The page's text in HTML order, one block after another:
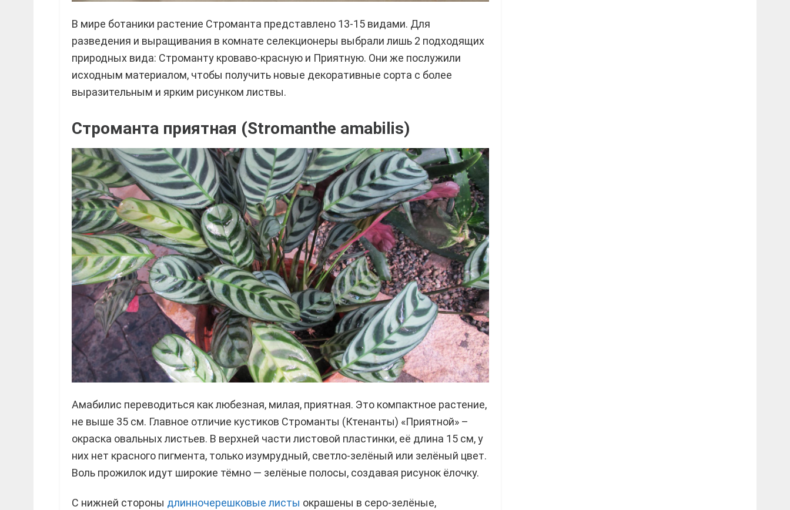
В мире ботаники растение Строманта представлено 13-15 видами. Для
разведения и выращивания в комнате селекционеры выбрали лишь 2 подходящих
природных вида: Строманту кроваво-красную и Приятную. Они же послужили
исходным материалом, чтобы получить новые декоративные сорта с более
выразительным и ярким рисунком листвы.
Строманта приятная (Stromanthe amabilis)
Амабилис переводиться как любезная, милая, приятная. Это компактное растение,
не выше 35 см. Главное отличие кустиков Строманты (Ктенанты) «Приятной» –
окраска овальных листьев. В верхней части листовой пластинки, её длина 15 см, у
них нет красного пигмента, только изумрудный, светло-зелёный или зелёный цвет.
Воль прожилок идут широкие тёмно — зелёные полосы, создавая рисунок ёлочку.
С нижней стороны длинночерешковые листы окрашены в серо-зелёные,